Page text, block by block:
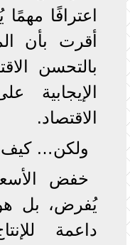
اعترافًا
أقرت بأن
بالتحسن
الاقتصاد.
ولكن… كيف
خفض
يُفرض، بل هو
داعمة